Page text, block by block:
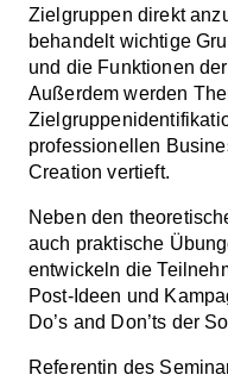
Zielgruppen direkt
behandelt wichtige
und die Funktionen
Außerdem werden
professionellen
Creation vertieft.
Neben den
auch praktische
entwickeln die
Post-Ideen und
Do’s and Don’ts der
Referentin des